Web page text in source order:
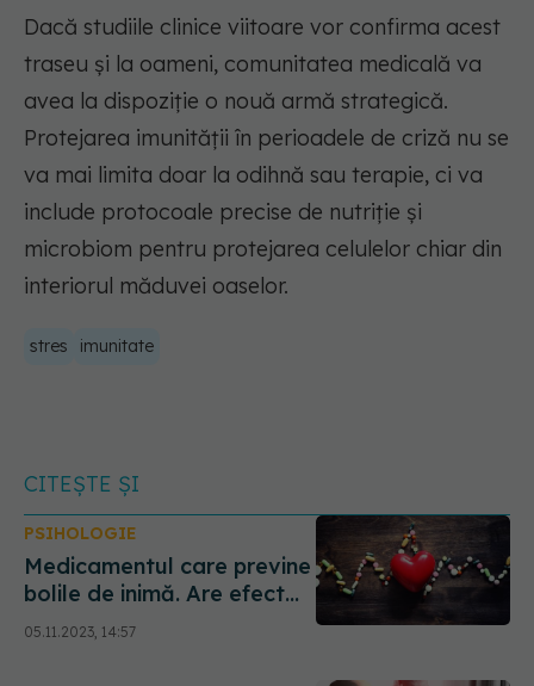
Dacă studiile clinice viitoare vor confirma acest
traseu și la oameni, comunitatea medicală va
avea la dispoziție o nouă armă strategică.
Protejarea imunității în perioadele de criză nu se
va mai limita doar la odihnă sau terapie, ci va
include protocoale precise de nutriție și
microbiom pentru protejarea celulelor chiar din
interiorul măduvei oaselor.
stres imunitate
CITEȘTE ȘI
PSIHOLOGIE
Medicamentul care previne
bolile de inimă. Are efect
antidepresiv și ajută la
pierderea în greutate. Se
05.11.2023, 14:57